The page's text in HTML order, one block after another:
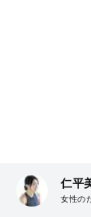
仁平
女性の